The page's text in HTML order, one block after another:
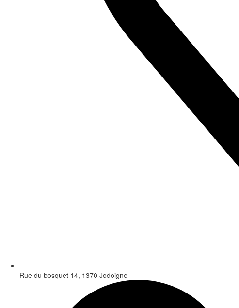
Rue du bosquet 14, 1370 Jodoigne